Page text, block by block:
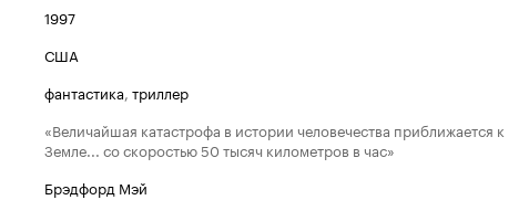
1997
США
фантастика, триллер
«Величайшая катастрофа в истории человечества приближается к
Земле... со скоростью 50 тысяч километров в час»
Брэдфорд Мэй